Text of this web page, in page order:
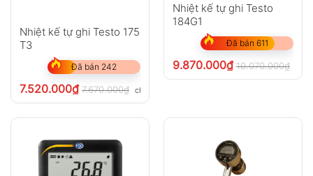
Nhiệt kế tự ghi Testo 175
T3
Đã bán 242
7.520.000₫ 7.670.000₫ chưa VAT 8%
Nhiệt kế tự ghi Testo
184G1
Đã bán 611
9.870.000₫ 10.070.000₫